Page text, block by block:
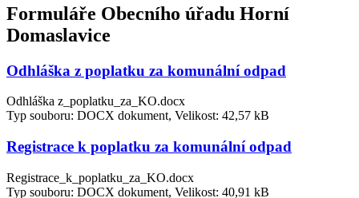
Formuláře Obecního úřadu Horní
Domaslavice
Odhláška z poplatku za komunální odpad
Odhláška z_poplatku_za_KO.docx
Typ souboru: DOCX dokument, Velikost: 42,57 kB
Registrace k poplatku za komunální odpad
Registrace_k_poplatku_za_KO.docx
Typ souboru: DOCX dokument, Velikost: 40,91 kB